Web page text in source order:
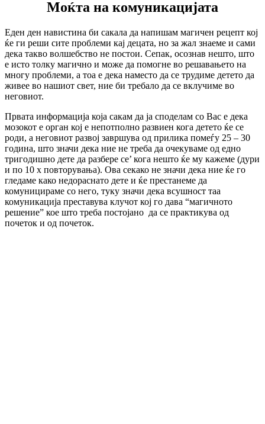
Моќта на комуникацијата
Еден ден навистина би сакала да напишам магичен рецепт кој
ќе ги реши сите проблеми кај децата, но за жал знаеме и сами
дека такво волшебство не постои. Сепак, осознав нешто, што
е исто толку магично и може да помогне во решавањето на
многу проблеми, а тоа е дека наместо да се трудиме детето да
живее во нашиот свет, ние би требало да се вклучиме во
неговиот.
Првата информација која сакам да ја споделам со Вас е дека
мозокот е орган кој е непотполно развиен кога детето ќе се
роди, а неговиот развој завршува од прилика помеѓу 25 – 30
година, што значи дека ние не треба да очекуваме од едно
тригодишно дете да разбере се’ кога нешто ќе му кажеме (дури
и по 10 х повторувања). Ова секако не значи дека ние ќе го
гледаме како недораснато дете и ќе престанеме да
комуницираме со него, туку значи дека всушност таа
комуникација преставува клучот кој го дава “магичното
решение” кое што треба постојано да се практикува од
почеток и од почеток.